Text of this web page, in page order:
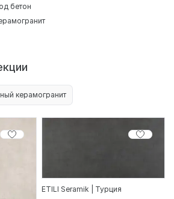
бетон
керамогранит
ETILI Seramik | Турция